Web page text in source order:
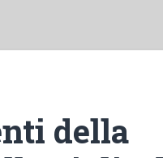
della